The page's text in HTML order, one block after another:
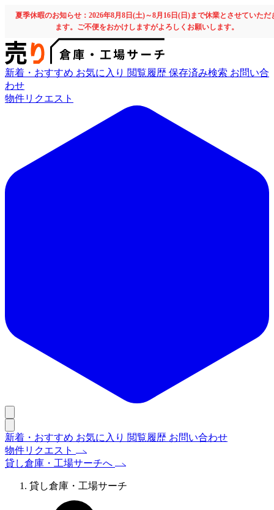
夏季休暇のお知らせ：2026年8月8日(土)～8月16日(日)まで休業とさせていただ
ます。ご不便をおかけしますがよろしくお願いします。
新着・おすすめ お気に入り 閲覧履歴 保存済み検索 お問い合
わせ
物件リクエスト
新着・おすすめ お気に入り 閲覧履歴 お問い合わせ
物件リクエスト
貸し倉庫・工場サーチへ
貸し倉庫・工場サーチ